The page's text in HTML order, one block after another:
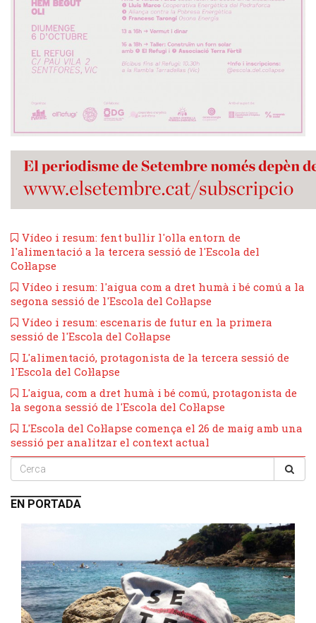
Vídeo i resum: fent bullir l'olla entorn de
l'alimentació a la tercera sessió de l'Escola del
Col·lapse
Vídeo i resum: l'aigua com a dret humà i bé comú a la
segona sessió de l'Escola del Col·lapse
Vídeo i resum: escenaris de futur en la primera
sessió de l'Escola del Col·lapse
L'alimentació, protagonista de la tercera sessió de
l'Escola del Col·lapse
L'aigua, com a dret humà i bé comú, protagonista de
la segona sessió de l'Escola del Col·lapse
L'Escola del Col·lapse comença el 26 de maig amb una
sessió per analitzar el context actual
EN PORTADA